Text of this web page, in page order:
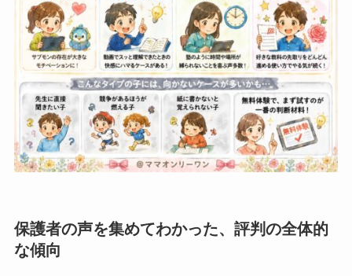
保護者の声を集めてわかった、評判の全体的
な傾向